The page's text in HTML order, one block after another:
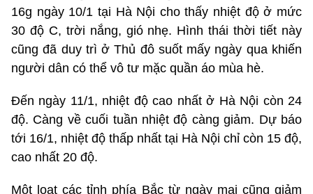
16g ngày 10/1 tại Hà Nội cho thấy nhiệt độ ở mức
30 độ C, trời nắng, gió nhẹ. Hình thái thời tiết này
cũng đã duy trì ở Thủ đô suốt mấy ngày qua khiến
người dân có thể vô tư mặc quần áo mùa hè.
Đến ngày 11/1, nhiệt độ cao nhất ở Hà Nội còn 24
độ. Càng về cuối tuần nhiệt độ càng giảm. Dự báo
tới 16/1, nhiệt độ thấp nhất tại Hà Nội chỉ còn 15 độ,
cao nhất 20 độ.
Một loạt các tỉnh phía Bắc từ ngày mai cũng giảm